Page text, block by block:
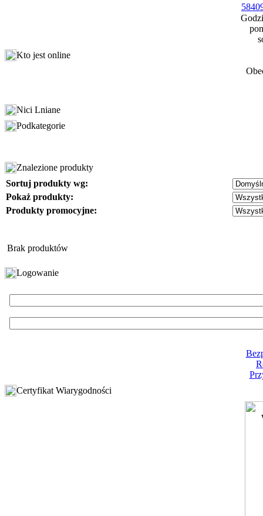
Kto jest online
Nici Lniane
Podkategorie
Znalezione produkty
Sortuj produkty wg:
Pokaż produkty:
Produkty promocyjne:
Brak produktów
Logowanie
Certyfikat Wiarygodności